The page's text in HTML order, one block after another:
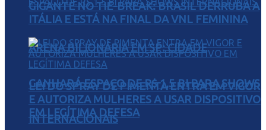
ARENA BILIONÁRIA EM SP: CIDADE
GANHARÁ ESPAÇO DE R$ 1,5 BI PARA SHOWS
INTERNACIONAIS
GIGANTE NO TIE-BREAK: BRASIL DERRUBA A
ITÁLIA E ESTÁ NA FINAL DA VNL FEMININA
LEI DO SPRAY DE PIMENTA ENTRA EM VIGOR
E AUTORIZA MULHERES A USAR DISPOSITIVO
EM LEGÍTIMA DEFESA